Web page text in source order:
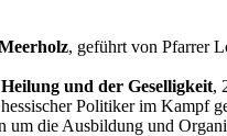
, geführt von Pfarrer
und der Geselligkeit,
Politiker im Kampf
um die Ausbildung und